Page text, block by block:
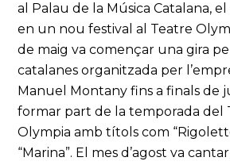
al Palau de la Música Catalana, el
en un nou festival al Teatre
de maig va començar una gira
catalanes organitzada per
Manuel Montany fins a finals de
formar part de la temporada del
Olympia amb títols com
“Marina”. El mes d’agost va